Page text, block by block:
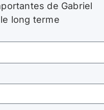
de Gabriel
long terme